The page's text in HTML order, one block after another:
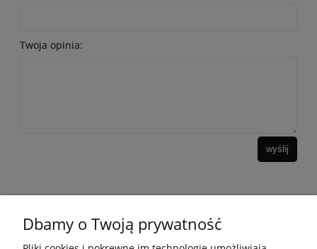
Twoja opinia:
wyślij
10 KROKÓW KOREAŃSKIEJ PIELĘGANCJI
Dbamy o Twoją prywatność